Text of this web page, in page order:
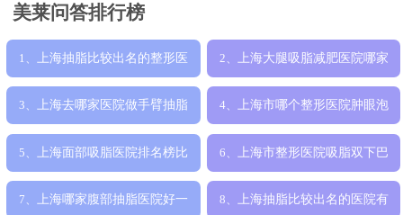
美莱问答排行榜
1、 上海抽脂比较出名的整形医
院是哪家，哪
2、 上海大腿吸脂减肥医院哪家
好，上海美莱
3、 上海去哪家医院做手臂抽脂
减肥效果好，
4、 上海市哪个整形医院肿眼泡
吸脂手术好，
5、 上海面部吸脂医院排名榜比
较好的哪家呢
6、 上海市整形医院吸脂双下巴
手术哪家历害
7、 上海哪家腹部抽脂医院好一 8、 上海抽脂比较出名的医院有